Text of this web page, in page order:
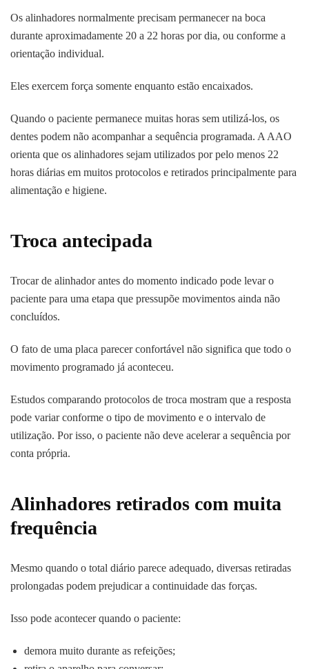
Os alinhadores normalmente precisam permanecer na boca
durante aproximadamente 20 a 22 horas por dia, ou conforme a
orientação individual.
Eles exercem força somente enquanto estão encaixados.
Quando o paciente permanece muitas horas sem utilizá-los, os
dentes podem não acompanhar a sequência programada. A AAO
orienta que os alinhadores sejam utilizados por pelo menos 22
horas diárias em muitos protocolos e retirados principalmente para
alimentação e higiene.
Troca antecipada
Trocar de alinhador antes do momento indicado pode levar o
paciente para uma etapa que pressupõe movimentos ainda não
concluídos.
O fato de uma placa parecer confortável não significa que todo o
movimento programado já aconteceu.
Estudos comparando protocolos de troca mostram que a resposta
pode variar conforme o tipo de movimento e o intervalo de
utilização. Por isso, o paciente não deve acelerar a sequência por
conta própria.
Alinhadores retirados com muita
frequência
Mesmo quando o total diário parece adequado, diversas retiradas
prolongadas podem prejudicar a continuidade das forças.
Isso pode acontecer quando o paciente:
demora muito durante as refeições;